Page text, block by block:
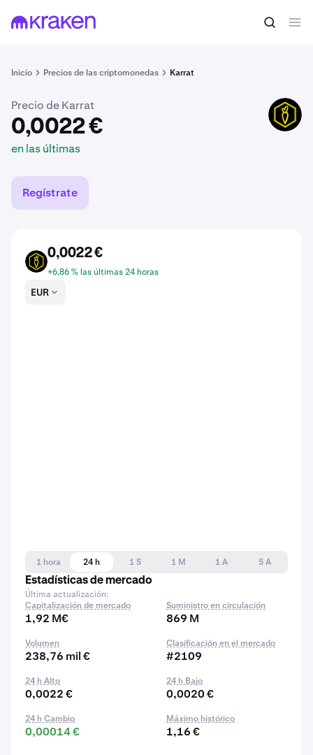
Inicio Precios de las criptomonedas Karrat
0,0022 € Comprar KARRAT
Precio de Karrat
0,0022 €
en las últimas
KARRAT
Regístrate
KARRAT
0,0022 €
+6,86 % las últimas 24 horas
EUR
1 hora 24 h 1 S 1 M 1 A
5 A
Estadísticas de mercado
Última actualización:
Capitalización de mercado
1,92 M€
Suministro en circulación
869 M
Volumen
238,76 mil €
Clasificación en el mercado
#2109
24 h Alto
0,0022 €
24 h Bajo
0,0020 €
24 h Cambio
0,00014 €
Máximo histórico
1,16 €